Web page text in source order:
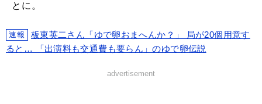
とに。
速報
板東英二さん「ゆで卵おまへんか？」 局が20個用意す
ると… 「出演料も交通費も要らん」のゆで卵伝説
advertisement